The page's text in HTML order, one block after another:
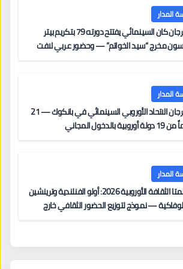
المدار
مهرجان كان السينمائي يفتتح دورته 79 بتكريم بيتر
مخرج “سيد الخواتم” — وحضور عربي لافت
المدار
مهرجان الاتحاد الأوروبي السينمائي في بانكوك — 21
بالدخول المجاني
المدار
عاصمتا الثقافة الأوروبية 2026: أولو الفنلندية وترينشين
— نموذج لتوزيع الحضور الثقافي خارج